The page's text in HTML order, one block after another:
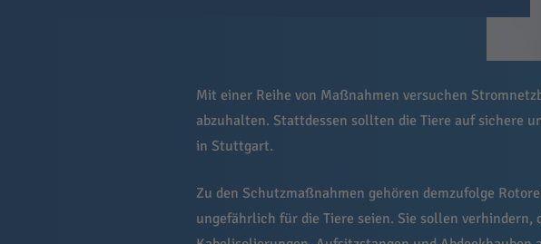
Mit einer Reihe von Maßnahmen versuchen
abzuhalten. Stattdessen sollten die Tiere auf sichere
in Stuttgart.
Zu den Schutzmaßnahmen gehören demzufolge
ungefährlich für die Tiere seien. Sie sollen